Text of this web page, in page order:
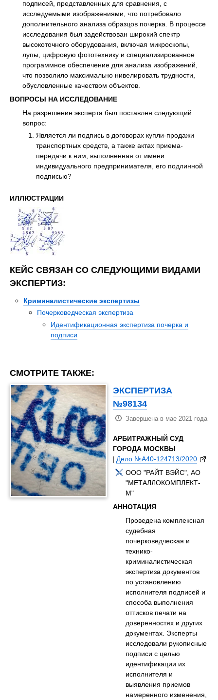
подписей, представленных для сравнения, с
исследуемыми изображениями, что потребовало
дополнительного анализа образцов почерка. В процессе
исследования был задействован широкий спектр
высокоточного оборудования, включая микроскопы,
лупы, цифровую фототехнику и специализированное
программное обеспечение для анализа изображений,
что позволило максимально нивелировать трудности,
обусловленные качеством объектов.
ВОПРОСЫ НА ИССЛЕДОВАНИЕ
На разрешение эксперта был поставлен следующий
вопрос:
Является ли подпись в договорах купли-продажи
транспортных средств, а также актах приема-
передачи к ним, выполненная от имени
индивидуального предпринимателя, его подлинной
подписью?
ИЛЛЮСТРАЦИИ
КЕЙС СВЯЗАН СО СЛЕДУЮЩИМИ ВИДАМИ
ЭКСПЕРТИЗ:
Криминалистические экспертизы
Почерковедческая экспертиза
Идентификационная экспертиза почерка и
подписи
СМОТРИТЕ ТАКЖЕ:
ЭКСПЕРТИЗА
№98134
Завершена в мае 2021 года
АРБИТРАЖНЫЙ СУД
ГОРОДА МОСКВЫ
|Дело №А40-124713/2020
ООО "РАЙТ ВЭЙС", АО
"МЕТАЛЛОКОМПЛЕКТ-
М"
АННОТАЦИЯ
Проведена комплексная
судебная
почерковедческая и
технико-
криминалистическая
экспертиза документов
по установлению
исполнителя подписей и
способа выполнения
оттисков печати на
доверенностях и других
документах. Эксперты
исследовали рукописные
подписи с целью
идентификации их
исполнителя и
выявления приемов
намеренного изменения,